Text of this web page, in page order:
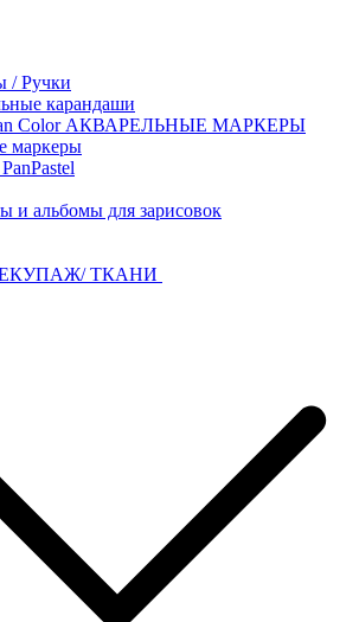
/ Ручки
карандаши
Color АКВАРЕЛЬНЫЕ МАРКЕРЫ
маркеры
и альбомы для зарисовок
ТКАНИ